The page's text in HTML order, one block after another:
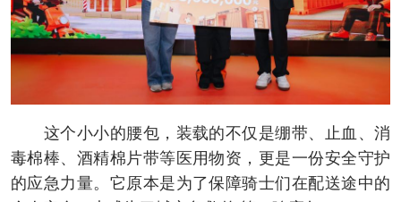
这个小小的腰包，装载的不仅是绷带、止血、消
毒棉棒、酒精棉片带等医用物资，更是一份安全守护
的应急力量。它原本是为了保障骑士们在配送途中的